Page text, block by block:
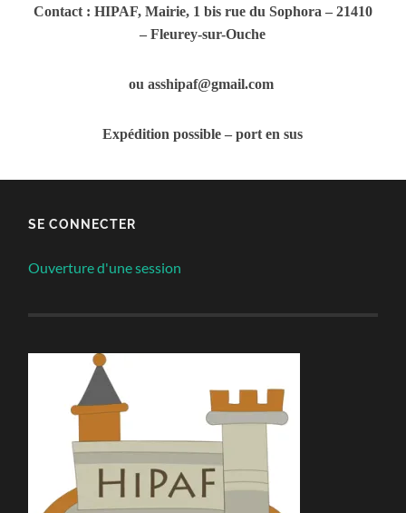
Contact : HIPAF, Mairie, 1 bis rue du Sophora – 21410
– Fleurey-sur-Ouche
ou asshipaf@gmail.com
Expédition possible – port en sus
SE CONNECTER
Ouverture d'une session